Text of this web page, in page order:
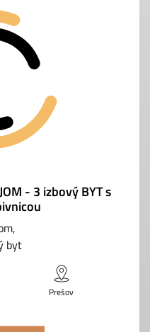
- 3 izbový BYT s
byt
Prešov